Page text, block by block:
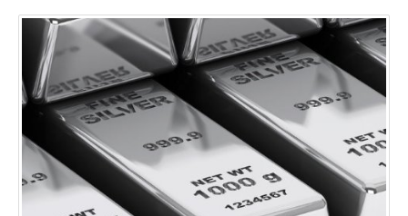
EUR/USD
Petrolio
Oro
Argento
Brexit News
Broker
Forex Trading
Glossario